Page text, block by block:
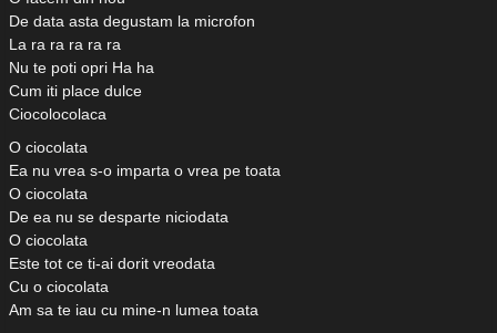
De data asta degustam la microfon
La ra ra ra ra ra
Nu te poti opri Ha ha
Cum iti place dulce
Ciocolocolaca
O ciocolata
Ea nu vrea s-o imparta o vrea pe toata
O ciocolata
De ea nu se desparte niciodata
O ciocolata
Este tot ce ti-ai dorit vreodata
Cu o ciocolata
Am sa te iau cu mine-n lumea toata